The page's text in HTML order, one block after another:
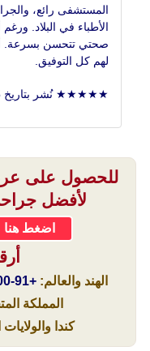
المستشفى رائع،
الأطباء في البلاد.
صحتي تتحسن بسرعة.
لهم كل التوفيق.
★★★★★ نُشر بتاريخ 5 September 2025
للحصول على
لأفضل
اضغط هنا
الهند والعالم: +91-9860755000 / +91-9371136499
المملكة
كندا